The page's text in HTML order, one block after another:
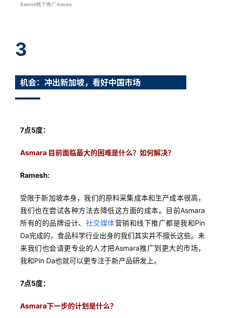
案
拆
Ramesh线下推广Asmara
3
机会：冲出新加坡，看好中国市场
7点5度：
Asmara 目前面临最大的困难是什么？如何解决？
Ramesh:
受限于新加坡本身，我们的原料采集成本和生产成本很高，
我们也在尝试各种方法去降低这方面的成本。目前Asmara
所有的的品牌设计、 社交媒体营销和线下推广都是我和Pin
Da完成的，食品科学行业出身的我们其实并不擅长这些。未
来我们也会请更专业的人才把Asmara推广到更大的市场，
我和Pin Da也就可以更专注于新产品研发上。
7点5度：
Asmara下一步的计划是什么？